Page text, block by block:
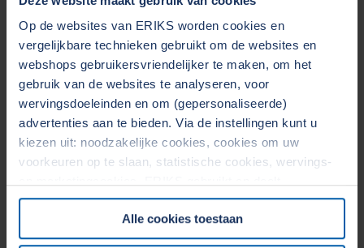
Op de websites van ERIKS worden cookies en
vergelijkbare technieken gebruikt om de websites en
webshops gebruikersvriendelijker te maken, om het
gebruik van de websites te analyseren, voor
wervingsdoeleinden en om (gepersonaliseerde)
advertenties aan te bieden. Via de instellingen kunt u
kiezen uit: noodzakelijke cookies, cookies om uw
voorkeuren op te slaan, statistische cookies, wervings-
persoonsgegevens met Derden. Door op de OK-knop te
klikken, gaat u akkoord met het gebruik van alle cookies
en geeft u toestemming voor de bijbehorende verwerking
Alle cookies toestaan
POM-C - Polyacetaal + koolstof
Toepassingen
Onderdelen die
warmteafvoer en elektrische
geleiding vereisen
Eigenschappen
Elektrisch geleidend, goede
uv-bestendigheid
100